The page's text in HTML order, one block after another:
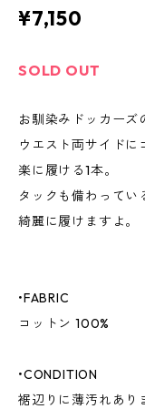
¥7,150
SOLD OUT
お馴染みドッカーズ
ウエスト両サイドに
楽に履ける1本。
タックも備わってい
綺麗に履けますよ。
•FABRIC
コットン 100%
•CONDITION
裾辺りに薄汚れあり